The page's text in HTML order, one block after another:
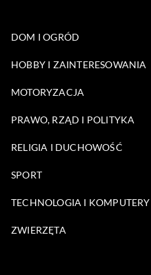
DOM I OGRÓD
HOBBY I ZAINTERESOWANIA
MOTORYZACJA
PRAWO, RZĄD I POLITYKA
RELIGIA I DUCHOWOŚĆ
SPORT
TECHNOLOGIA I KOMPUTERY
ZWIERZĘTA